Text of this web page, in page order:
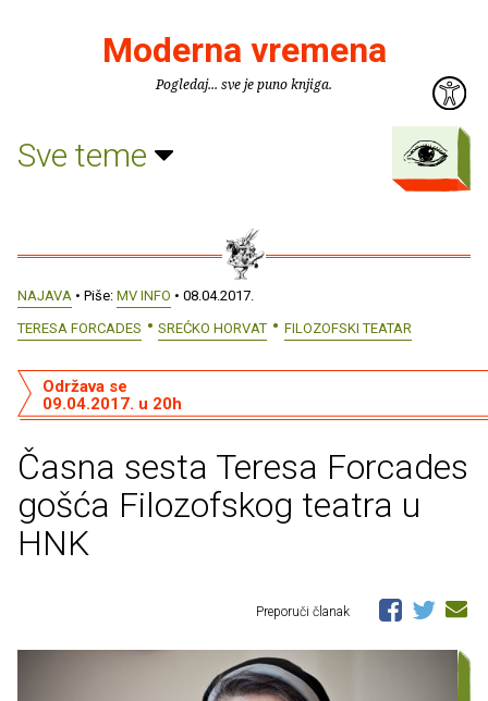
Moderna vremena
Pogledaj... sve je puno knjiga.
Sve teme
NAJAVA • Piše: MV INFO • 08.04.2017.
TERESA FORCADES
SREĆKO HORVAT FILOZOFSKI TEATAR
Časna sesta Teresa Forcades
gošća Filozofskog teatra u
HNK
Održava se
09.04.2017. u 20h
Preporuči članak